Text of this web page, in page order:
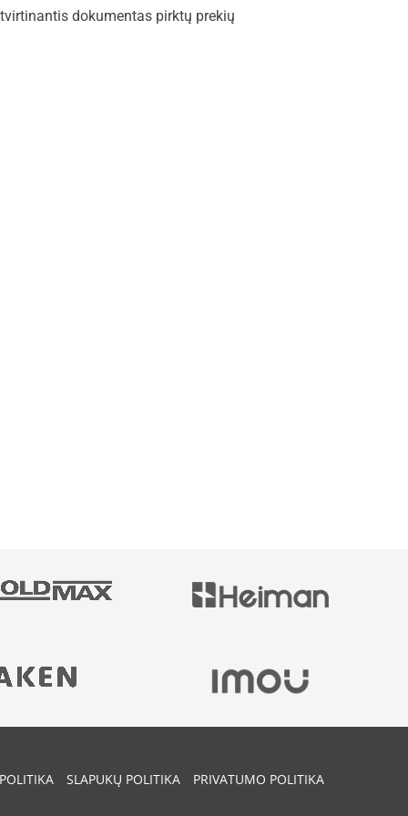
dokumentas pirktų prekių
SLAPUKŲ POLITIKA PRIVATUMO POLITIKA